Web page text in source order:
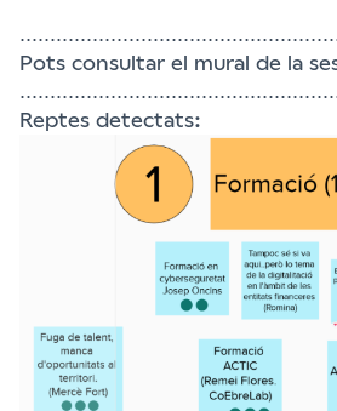
Pots consultar el mural de la
Reptes detectats: